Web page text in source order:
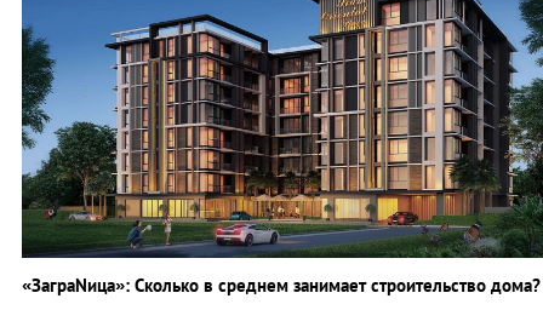
«ЗаграNица»: Сколько в среднем занимает строительство дома?